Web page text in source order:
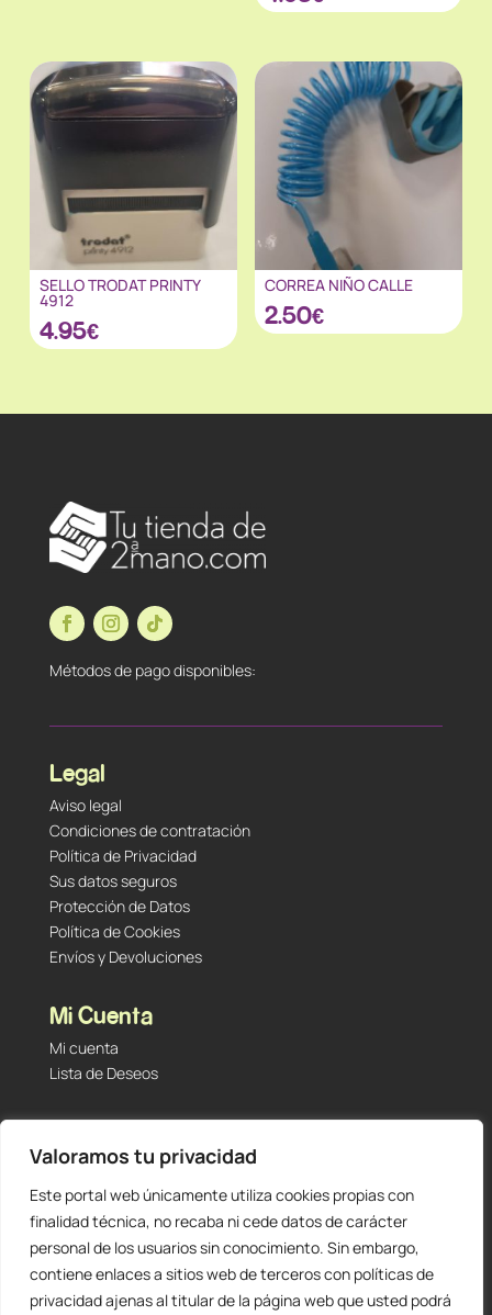
Valoramos tu privacidad
Este portal web únicamente utiliza cookies propias con
finalidad técnica, no recaba ni cede datos de carácter
personal de los usuarios sin conocimiento. Sin embargo,
contiene enlaces a sitios web de terceros con políticas de
privacidad ajenas al titular de la página web que usted podrá
SELLO TRODAT PRINTY
4912
4.95€
CORREA NIÑO CALLE
2.50€
Métodos de pago disponibles:
Legal
Aviso legal
Condiciones de contratación
Política de Privacidad
Sus datos seguros
Protección de Datos
Política de Cookies
Envíos y Devoluciones
Mi Cuenta
Mi cuenta
Lista de Deseos
Tu Tienda de Segunda Mano, Sambara #101 (Madrid,
28027 – España)
912 60 05 55 |+34 601 23 09 14
info@staging.tutiendadesegundamano.com